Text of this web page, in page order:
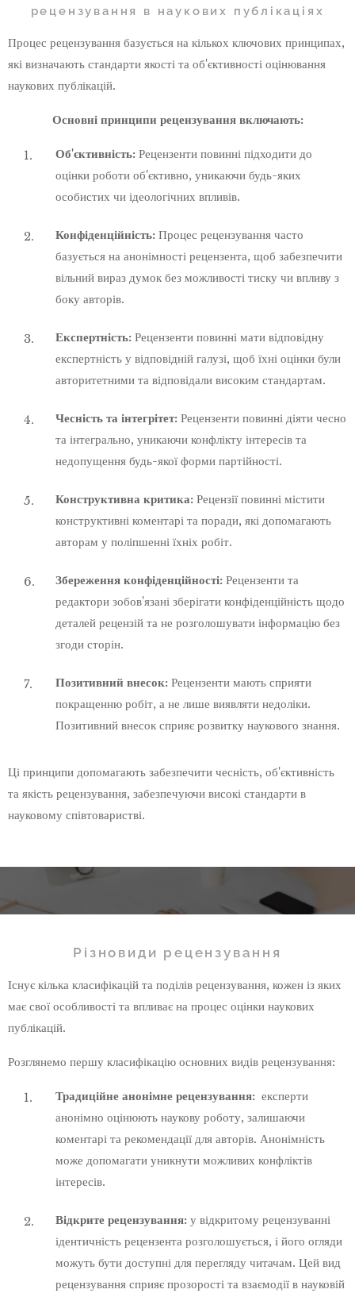
рецензування в наукових публікаціях
Процес рецензування базується на кількох ключових принципах,
які визначають стандарти якості та об'єктивності оцінювання
наукових публікацій.
Основні принципи рецензування включають:
Об'єктивність: Рецензенти повинні підходити до
оцінки роботи об'єктивно, уникаючи будь-яких
особистих чи ідеологічних впливів.
Конфіденційність: Процес рецензування часто
базується на анонімності рецензента, щоб забезпечити
вільний вираз думок без можливості тиску чи впливу з
боку авторів.
Експертність: Рецензенти повинні мати відповідну
експертність у відповідній галузі, щоб їхні оцінки були
авторитетними та відповідали високим стандартам.
Чесність та інтегрітет: Рецензенти повинні діяти чесно
та інтегрально, уникаючи конфлікту інтересів та
недопущення будь-якої форми партійності.
Конструктивна критика: Рецензії повинні містити
конструктивні коментарі та поради, які допомагають
авторам у поліпшенні їхніх робіт.
Збереження конфіденційності: Рецензенти та
редактори зобов'язані зберігати конфіденційність щодо
деталей рецензій та не розголошувати інформацію без
згоди сторін.
Позитивний внесок: Рецензенти мають сприяти
покращенню робіт, а не лише виявляти недоліки.
Позитивний внесок сприяє розвитку наукового знання.
Ці принципи допомагають забезпечити чесність, об'єктивність
та якість рецензування, забезпечуючи високі стандарти в
науковому співтоваристві.
Різновиди рецензування
Існує кілька класифікацій та поділів рецензування, кожен із яких
має свої особливості та впливає на процес оцінки наукових
публікацій.
Розглянемо першу класифікацію основних видів рецензування:
Традиційне анонімне рецензування: експерти
анонімно оцінюють наукову роботу, залишаючи
коментарі та рекомендації для авторів. Анонімність
може допомагати уникнути можливих конфліктів
інтересів.
Відкрите рецензування: у відкритому рецензуванні
ідентичність рецензента розголошується, і його огляди
можуть бути доступні для перегляду читачам. Цей вид
рецензування сприяє прозорості та взаємодії в науковій